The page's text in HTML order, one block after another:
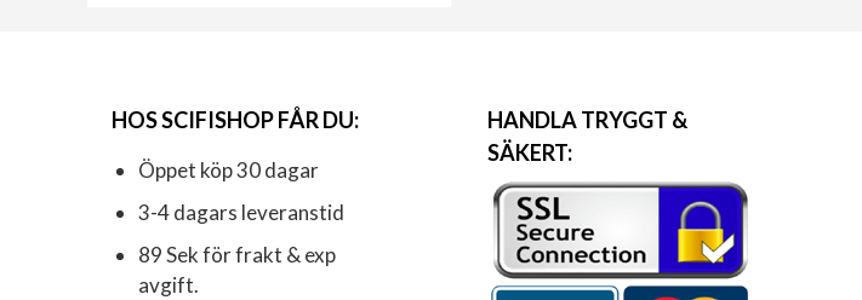
HOS SCIFISHOP FÅR DU:
Öppet köp 30 dagar
3-4 dagars leveranstid
89 Sek för frakt & exp
avgift.
HANDLA TRYGGT &
SÄKERT: